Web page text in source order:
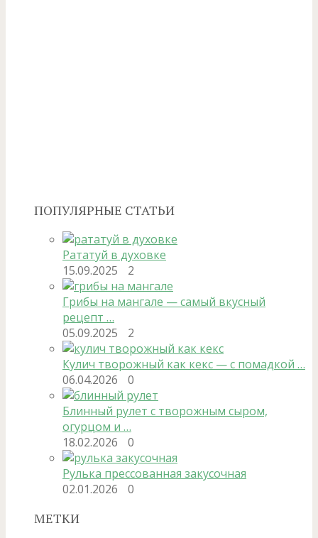
ПОПУЛЯРНЫЕ СТАТЬИ
Рататуй в духовке
15.09.2025
2
Грибы на мангале — самый вкусный
рецепт …
05.09.2025
2
Кулич творожный как кекс — с помадкой …
06.04.2026
0
Блинный рулет с творожным сыром,
огурцом и …
18.02.2026
0
Рулька прессованная закусочная
02.01.2026
0
МЕТКИ